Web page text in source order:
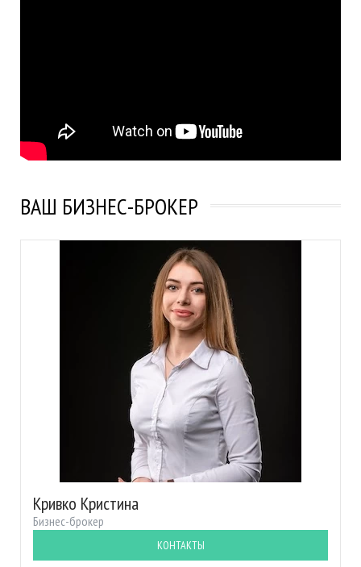
ВАШ БИЗНЕС-БРОКЕР
Кривко Кристина
Бизнес-брокер
КОНТАКТЫ